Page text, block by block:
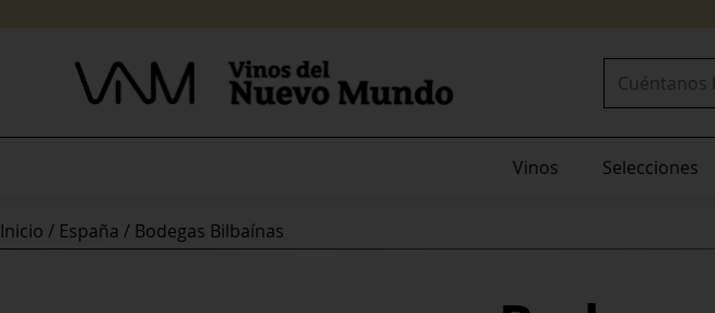
¡Recibe tu
Vinos Selecciones
Inicio / España / Bodegas Bilbaínas